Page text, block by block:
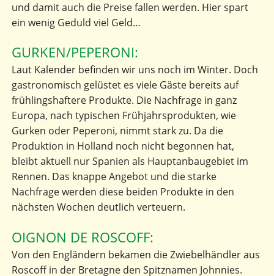
und damit auch die Preise fallen werden. Hier spart
ein wenig Geduld viel Geld…
GURKEN/PEPERONI:
Laut Kalender befinden wir uns noch im Winter. Doch
gastronomisch gelüstet es viele Gäste bereits auf
frühlingshaftere Produkte. Die Nachfrage in ganz
Europa, nach typischen Frühjahrsprodukten, wie
Gurken oder Peperoni, nimmt stark zu. Da die
Produktion in Holland noch nicht begonnen hat,
bleibt aktuell nur Spanien als Hauptanbaugebiet im
Rennen. Das knappe Angebot und die starke
Nachfrage werden diese beiden Produkte in den
nächsten Wochen deutlich verteuern.
OIGNON DE ROSCOFF:
Von den Engländern bekamen die Zwiebelhändler aus
Roscoff in der Bretagne den Spitznamen Johnnies.